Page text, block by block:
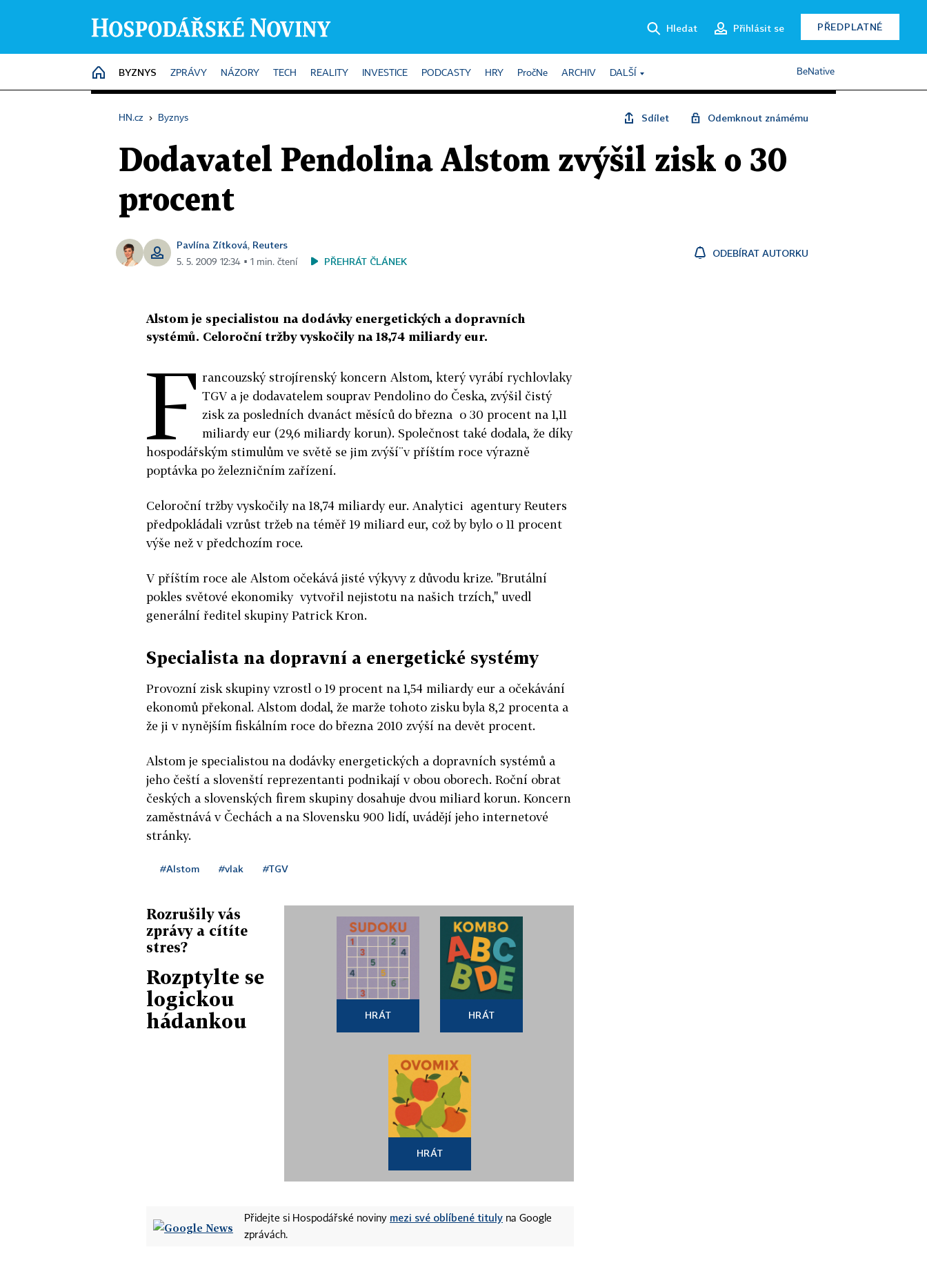
Hledat Přihlásit se PŘEDPLATNÉ
HOME
BYZNYS ZPRÁVY NÁZORY TECH REALITY INVESTICE PODCASTY HRY PročNe ARCHIV DALŠÍ BeNative
HN.cz › Byznys Sdílet Odemknout známému
Dodavatel Pendolina Alstom zvýšil zisk o 30
procent
Pavlína Zítková, Reuters
5. 5. 2009 12:34 ▪ 1 min. čtení PŘEHRÁT ČLÁNEK
ODEBÍRAT AUTORKU
Alstom je specialistou na dodávky energetických a dopravních
systémů. Celoroční tržby vyskočily na 18,74 miliardy eur.
F rancouzský strojírenský koncern Alstom, který vyrábí rychlovlaky
TGV a je dodavatelem souprav Pendolino do Česka, zvýšil čistý
zisk za posledních dvanáct měsíců do března o 30 procent na 1,11
miliardy eur (29,6 miliardy korun). Společnost také dodala, že díky
hospodářským stimulům ve světě se jim zvýší¨v příštím roce výrazně
poptávka po železničním zařízení.
Celoroční tržby vyskočily na 18,74 miliardy eur. Analytici agentury Reuters
předpokládali vzrůst tržeb na téměř 19 miliard eur, což by bylo o 11 procent
výše než v předchozím roce.
V příštím roce ale Alstom očekává jisté výkyvy z důvodu krize. "Brutální
pokles světové ekonomiky vytvořil nejistotu na našich trzích," uvedl
generální ředitel skupiny Patrick Kron.
Specialista na dopravní a energetické systémy
Provozní zisk skupiny vzrostl o 19 procent na 1,54 miliardy eur a očekávání
ekonomů překonal. Alstom dodal, že marže tohoto zisku byla 8,2 procenta a
že ji v nynějším fiskálním roce do března 2010 zvýší na devět procent.
Alstom je specialistou na dodávky energetických a dopravních systémů a
jeho čeští a slovenští reprezentanti podnikají v obou oborech. Roční obrat
českých a slovenských firem skupiny dosahuje dvou miliard korun. Koncern
zaměstnává v Čechách a na Slovensku 900 lidí, uvádějí jeho internetové
stránky.
#Alstom #vlak #TGV
Rozrušily vás
zprávy a cítíte
stres?
Rozptylte se
logickou
hádankou
HRÁT HRÁT
HRÁT
Přidejte si Hospodářské noviny mezi své oblíbené tituly na Google
zprávách.